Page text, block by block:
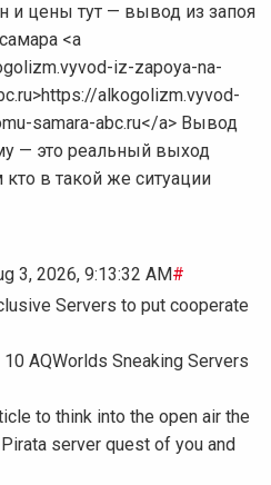
и цены тут — вывод из запоя
<a
iz-zapoya-na-
alkogolizm.vyvod-
samara-abc.ru</a> Вывод
— это реальный выход
в такой же ситуации
3, 2026, 9:13:32 AM#
Servers to put cooperate
AQWorlds Sneaking Servers
to think into the open air the
server quest of you and